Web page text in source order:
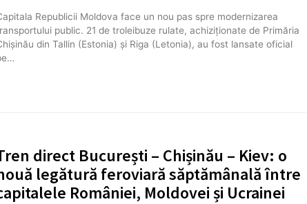
Republicii Moldova face un nou pas spre modernizarea
public. 21 de troleibuze rulate, achiziționate de Primăria
din Tallin (Estonia) și Riga (Letonia), au fost lansate oficial
direct București – Chișinău – Kiev: o
legătură feroviară săptămânală între
României, Moldovei și Ucrainei